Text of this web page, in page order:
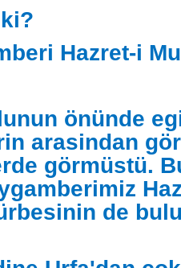
Hazret-i
önünde
arasindan
görmüstü.
de